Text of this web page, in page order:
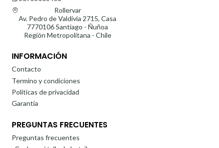
Rollervar
Av. Pedro de Valdivia 2715, Casa
7770106 Santiago - Ñuñoa
Región Metropolitana - Chile
INFORMACIÓN
Contacto
Termino y condiciones
Politicas de privacidad
Garantía
PREGUNTAS FRECUENTES
Preguntas frecuentes